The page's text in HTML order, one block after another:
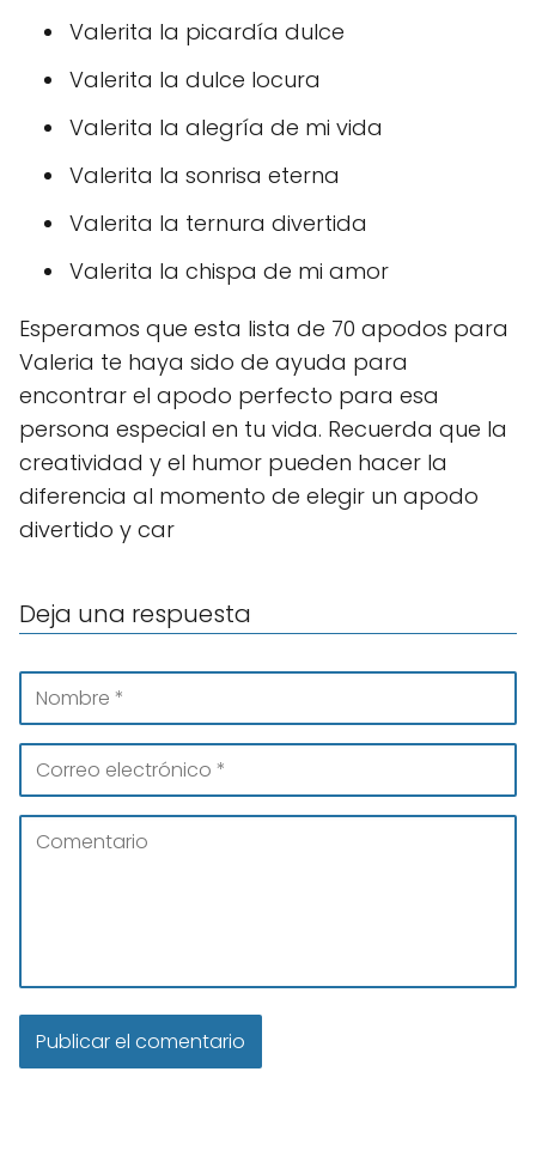
Valerita la picardía dulce
Valerita la dulce locura
Valerita la alegría de mi vida
Valerita la sonrisa eterna
Valerita la ternura divertida
Valerita la chispa de mi amor
Esperamos que esta lista de 70 apodos para
Valeria te haya sido de ayuda para
encontrar el apodo perfecto para esa
persona especial en tu vida. Recuerda que la
creatividad y el humor pueden hacer la
diferencia al momento de elegir un apodo
divertido y car
Deja una respuesta